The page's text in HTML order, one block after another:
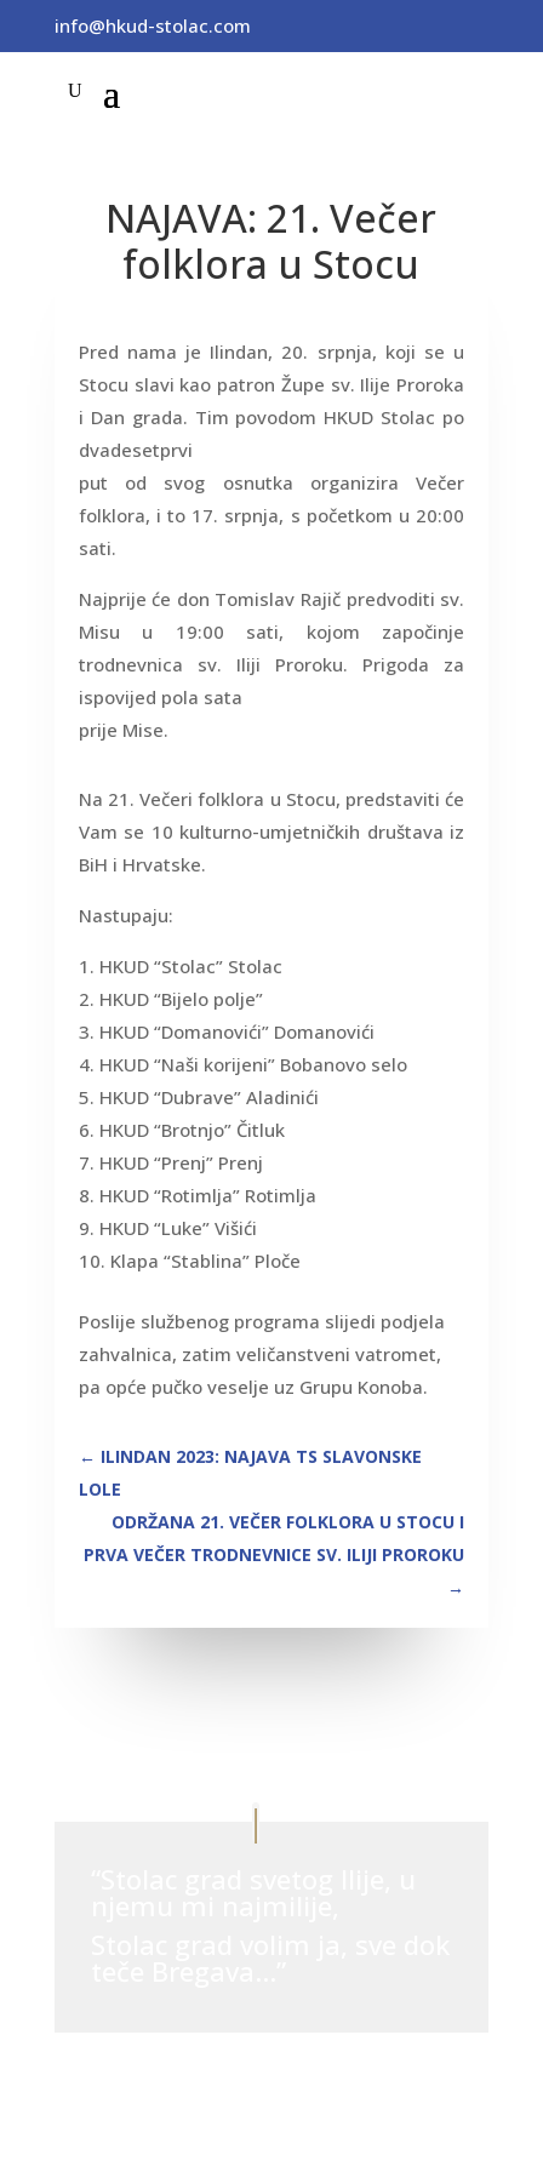
info@hkud-stolac.com
NAJAVA: 21. Večer
folklora u Stocu
Pred nama je Ilindan, 20. srpnja, koji se u
Stocu slavi kao patron Župe sv. Ilije Proroka
i Dan grada. Tim povodom HKUD Stolac po
dvadesetprvi
put od svog osnutka organizira Večer
folklora, i to 17. srpnja, s početkom u 20:00
sati.
Najprije će don Tomislav Rajič predvoditi sv.
Misu u 19:00 sati, kojom započinje
trodnevnica sv. Iliji Proroku. Prigoda za
ispovijed pola sata
prije Mise.
Na 21. Večeri folklora u Stocu, predstaviti će
Vam se 10 kulturno-umjetničkih društava iz
BiH i Hrvatske.
Nastupaju:
HKUD “Stolac” Stolac
HKUD “Bijelo polje”
HKUD “Domanovići” Domanovići
HKUD “Naši korijeni” Bobanovo selo
HKUD “Dubrave” Aladinići
HKUD “Brotnjo” Čitluk
HKUD “Prenj” Prenj
HKUD “Rotimlja” Rotimlja
HKUD “Luke” Višići
Klapa “Stablina” Ploče
Poslije službenog programa slijedi podjela
zahvalnica, zatim veličanstveni vatromet,
pa opće pučko veselje uz Grupu Konoba.
← ILINDAN 2023: NAJAVA TS SLAVONSKE
LOLE
ODRŽANA 21. VEČER FOLKLORA U STOCU I
PRVA VEČER TRODNEVNICE SV. ILIJI PROROKU
→